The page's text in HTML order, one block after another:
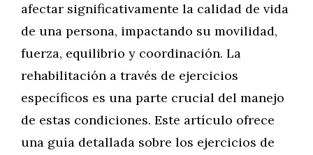
afectar significativamente la calidad de vida
de una persona, impactando su movilidad,
fuerza, equilibrio y coordinación. La
rehabilitación a través de ejercicios
específicos es una parte crucial del manejo
de estas condiciones. Este artículo ofrece
una guía detallada sobre los ejercicios de